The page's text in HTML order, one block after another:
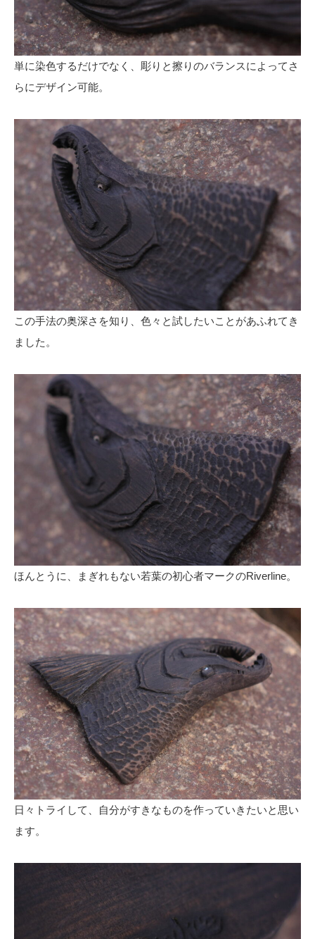
単に染色するだけでなく、彫りと擦りのバランスによってさ
らにデザイン可能。
この手法の奥深さを知り、色々と試したいことがあふれてき
ました。
ほんとうに、まぎれもない若葉の初心者マークのRiverline。
日々トライして、自分がすきなものを作っていきたいと思い
ます。